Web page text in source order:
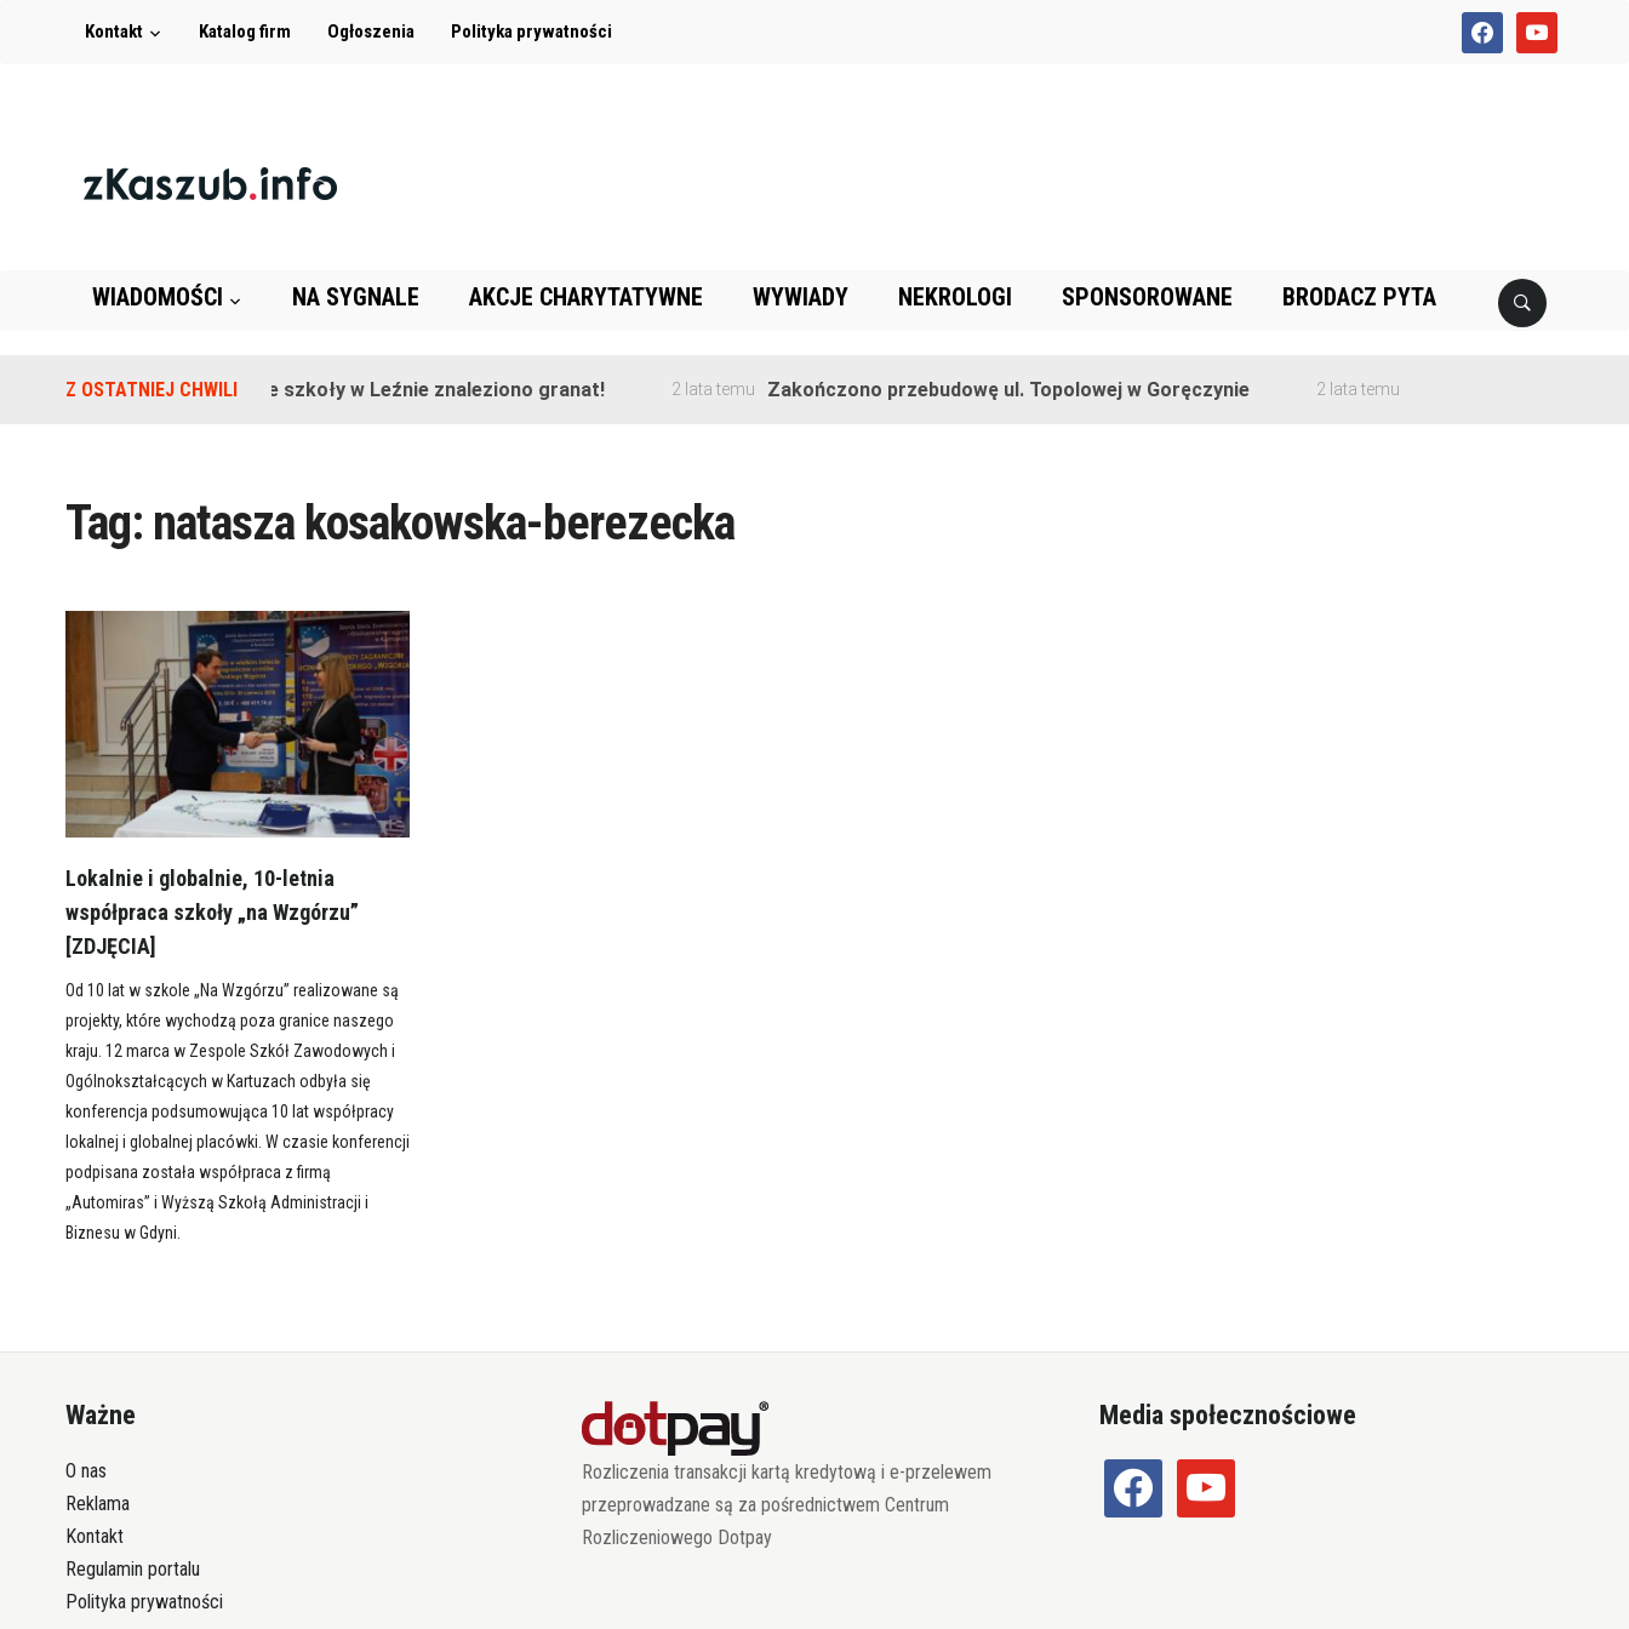
facebookyoutube
Kontakt Katalog firm Ogłoszenia Polityka prywatności
WIADOMOŚCI NA SYGNALE AKCJE CHARYTATYWNE WYWIADY NEKROLOGI SPONSOROWANE BRODACZ PYTA
Z OSTATNIEJ CHWILINa terenie szkoły w Leźnie znaleziono granat! 2 lata temu Zakończono przebudowę ul. Topolowej w Goręczynie 2 lata temu
Tag: natasza kosakowska-berezecka
Lokalnie i globalnie, 10-letnia
współpraca szkoły „na Wzgórzu”
[ZDJĘCIA]
Od 10 lat w szkole „Na Wzgórzu” realizowane są
projekty, które wychodzą poza granice naszego
kraju. 12 marca w Zespole Szkół Zawodowych i
Ogólnokształcących w Kartuzach odbyła się
konferencja podsumowująca 10 lat współpracy
lokalnej i globalnej placówki. W czasie konferencji
podpisana została współpraca z firmą
„Automiras” i Wyższą Szkołą Administracji i
Biznesu w Gdyni.
Ważne
O nas
Reklama
Kontakt
Regulamin portalu
Polityka prywatności
Rozliczenia transakcji kartą kredytową i e-przelewem
przeprowadzane są za pośrednictwem Centrum
Rozliczeniowego Dotpay
Media społecznościowe
facebook youtube